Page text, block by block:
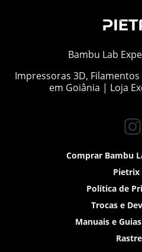
Bambu Lab
Impressoras 3D,
em Goiânia | Loja
Comprar Bambu
Pietrix
Política de
Trocas e
Manuais e